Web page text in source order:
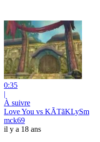
0:35
|
À suivre
Love You vs KÃTãKLySm
mck69
il y a 18 ans